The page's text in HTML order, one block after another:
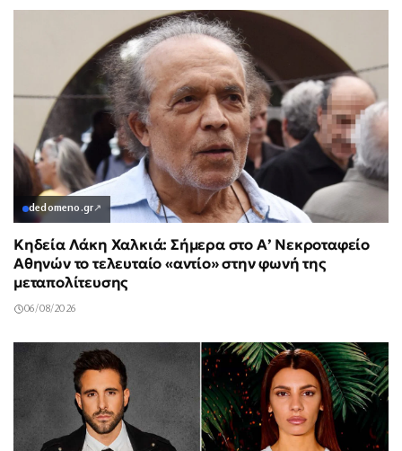
dedomeno.gr↗
Κηδεία Λάκη Χαλκιά: Σήμερα στο Α’ Νεκροταφείο
Αθηνών το τελευταίο «αντίο» στην φωνή της
μεταπολίτευσης
06/08/2026